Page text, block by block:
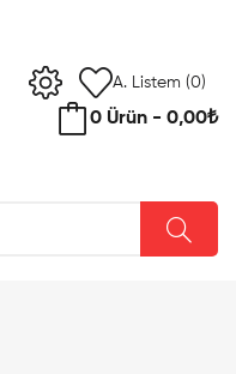
A. Listem (0)
0 Ürün - 0,00₺